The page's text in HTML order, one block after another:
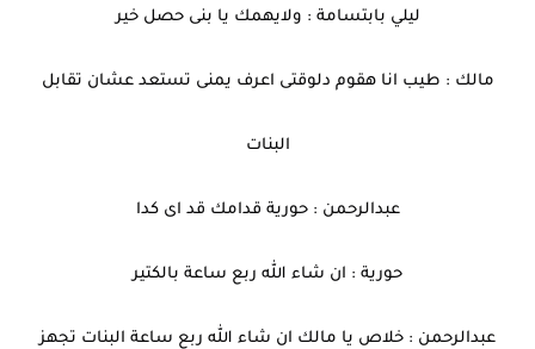
ليلي بابتسامة : ولايهمك يا بنى حصل خير
مالك : طيب انا هقوم دلوقتى اعرف يمنى تستعد عشان تقابل
البنات
عبدالرحمن : حورية قدامك قد اى كدا
حورية : ان شاء الله ربع ساعة بالكتير
عبدالرحمن : خلاص يا مالك ان شاء الله ربع ساعة البنات تجهز